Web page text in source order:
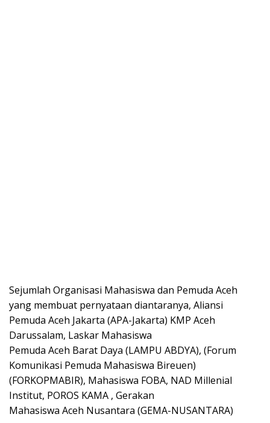
Sejumlah Organisasi Mahasiswa dan Pemuda Aceh
yang membuat pernyataan diantaranya, Aliansi
Pemuda Aceh Jakarta (APA-Jakarta) KMP Aceh
Darussalam, Laskar Mahasiswa
Pemuda Aceh Barat Daya (LAMPU ABDYA), (Forum
Komunikasi Pemuda Mahasiswa Bireuen)
(FORKOPMABIR), Mahasiswa FOBA, NAD Millenial
Institut, POROS KAMA , Gerakan
Mahasiswa Aceh Nusantara (GEMA-NUSANTARA)